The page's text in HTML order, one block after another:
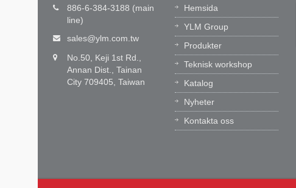
886-6-384-3188 (main
line)
sales@ylm.com.tw
No.50, Keji 1st Rd.,
Annan Dist., Tainan
City 709405, Taiwan
Hemsida
YLM Group
Produkter
Teknisk workshop
Katalog
Nyheter
Kontakta oss
Teknikinnovation är vår
passion, Tidig service är vårt
åtagande.
YLM R&D-team har 60 enastående
ingenjörer för att förnya vår CNC-
programvara och integrationsförmåga. Vi
lär oss av marknaden, återkopplar
praktiska värden till kunderna.